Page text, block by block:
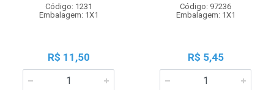
Código: 1231
Embalagem: 1X1
R$ 11,50
Código: 97236
Embalagem: 1X1
R$ 5,45